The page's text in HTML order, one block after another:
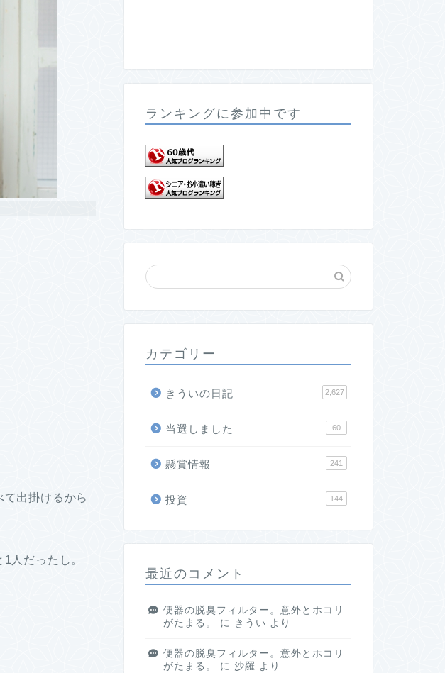
出掛けるから
人だったし。
ランキングに参加中です
カテゴリー
きういの日記 2,627
当選しました 60
懸賞情報 241
投資 144
最近のコメント
便器の脱臭フィルター。意外とホコリ
がたまる。
に きうい より
便器の脱臭フィルター。意外とホコリ
がたまる。
に 沙羅 より